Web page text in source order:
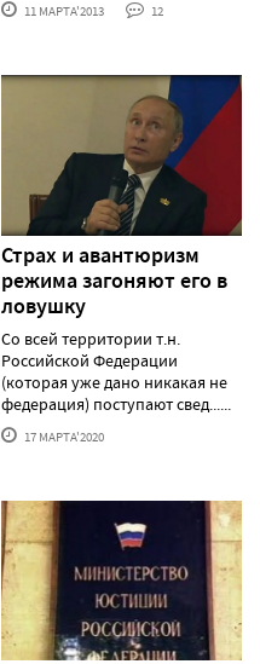
11 МАРТА'2013 12
Страх и авантюризм
режима загоняют его в
ловушку
Со всей территории т.н.
Российской Федерации
(которая уже дано никакая не
федерация) поступают свед......
17 МАРТА'2020